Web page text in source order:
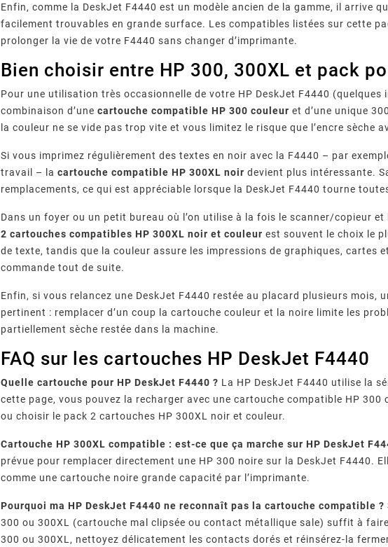
Enfin, comme la DeskJet F4440 est un modèle ancien de la gamme, il arrive
facilement trouvables en grande surface. Les compatibles listées sur cette
prolonger la vie de votre F4440 sans changer d’imprimante.
Bien choisir entre HP 300, 300XL et pack
Pour une utilisation très occasionnelle de votre HP DeskJet F4440
combinaison d’unecartouche compatible HP 300 couleur et d’une unique
la couleur ne se vide pas trop vite et vous limitez le risque que l’encre sèche
Si vous imprimez régulièrement des textes en noir avec la F4440 – par
travail – lacartouche compatible HP 300XL noir devient plus intéressante.
remplacements, ce qui est appréciable lorsque la DeskJet F4440 tourne
Dans un foyer ou un petit bureau où l’on utilise à la fois le scanner/copieur
2 cartouches compatibles HP 300XL noir et couleur est souvent le choix le
de texte, tandis que la couleur assure les impressions de graphiques, cartes
commande tout de suite.
Enfin, si vous relancez une DeskJet F4440 restée au placard plusieurs mois,
pertinent : remplacer d’un coup la cartouche couleur et la noire limite les
partiellement sèche restée dans la machine.
FAQ sur les cartouches HP DeskJet F4440
Quelle cartouche pour HP DeskJet F4440 ? La HP DeskJet F4440 utilise la
cette page, vous pouvez la recharger avec une cartouche compatible HP
ou choisir le pack 2 cartouches HP 300XL noir et couleur.
Cartouche HP 300XL compatible : est-ce que ça marche sur HP DeskJet
prévue pour remplacer directement une HP 300 noire sur la DeskJet F4440.
comme une cartouche noire grande capacité par l’imprimante.
Pourquoi ma HP DeskJet F4440 ne reconnaît pas la cartouche compatible ?
300 ou 300XL (cartouche mal clipsée ou contact métallique sale) suffit à
300 ou 300XL, nettoyez délicatement les contacts dorés et réinsérez-la